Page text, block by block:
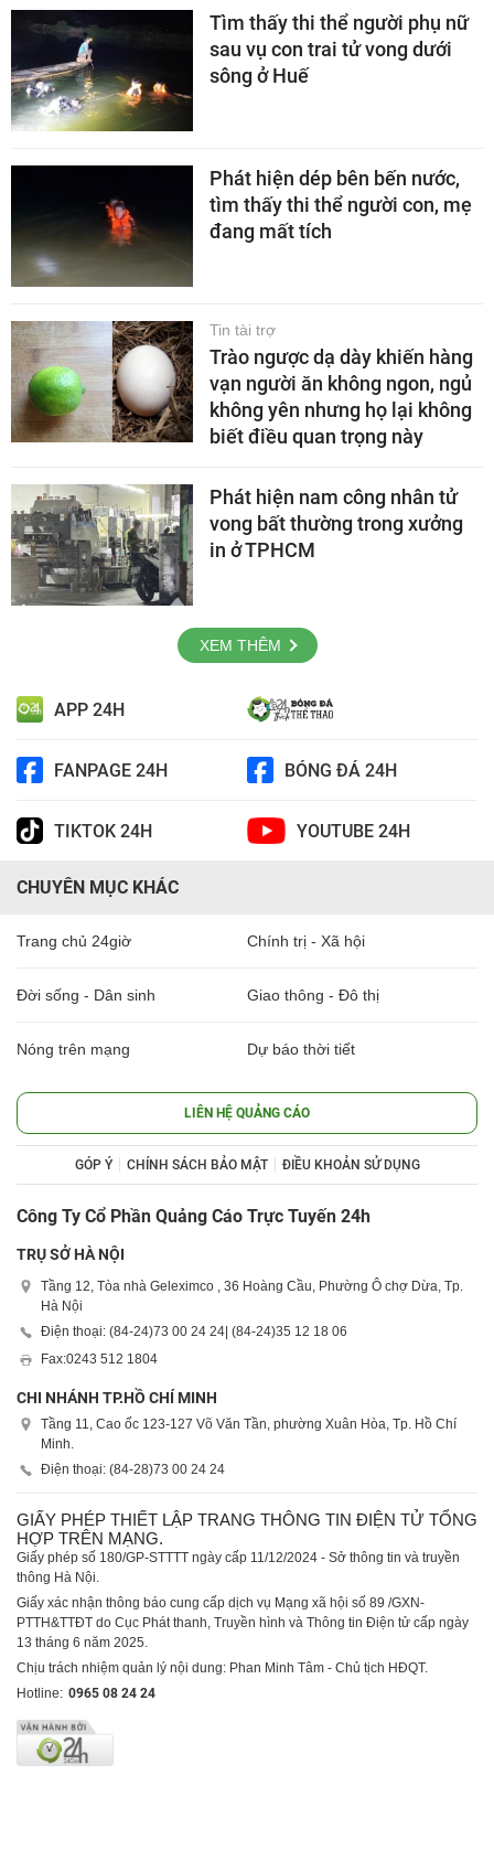
Tìm thấy thi thể người phụ nữ
sau vụ con trai tử vong dưới
sông ở Huế
Phát hiện dép bên bến nước,
tìm thấy thi thể người con, mẹ
đang mất tích
Tin tài trợ
Trào ngược dạ dày khiến hàng
vạn người ăn không ngon, ngủ
không yên nhưng họ lại không
biết điều quan trọng này
Phát hiện nam công nhân tử
vong bất thường trong xưởng
in ở TPHCM
XEM THÊM
APP 24H
FANPAGE 24H BÓNG ĐÁ 24H
TIKTOK 24H YOUTUBE 24H
CHUYÊN MỤC KHÁC
Trang chủ 24giờ Chính trị - Xã hội
Đời sống - Dân sinh Giao thông - Đô thị
Nóng trên mạng Dự báo thời tiết
LIÊN HỆ QUẢNG CÁO
GÓP Ý CHÍNH SÁCH BẢO MẬT ĐIỀU KHOẢN SỬ DỤNG
Công Ty Cổ Phần Quảng Cáo Trực Tuyến 24h
TRỤ SỞ HÀ NỘI
Tầng 12, Tòa nhà Geleximco , 36 Hoàng Cầu, Phường Ô chợ Dừa, Tp.
Hà Nội
Điện thoại: (84-24)73 00 24 24 | (84-24)35 12 18 06
Fax:0243 512 1804
CHI NHÁNH TP.HỒ CHÍ MINH
Tầng 11, Cao ốc 123-127 Võ Văn Tần, phường Xuân Hòa, Tp. Hồ Chí
Minh.
Điện thoại: (84-28)73 00 24 24
GIẤY PHÉP THIẾT LẬP TRANG THÔNG TIN ĐIỆN TỬ TỔNG
HỢP TRÊN MẠNG.
Giấy phép số 180/GP-STTTT ngày cấp 11/12/2024 - Sở thông tin và truyền
thông Hà Nội.
Giấy xác nhận thông báo cung cấp dịch vụ Mạng xã hội số 89 /GXN-
PTTH&TTĐT do Cục Phát thanh, Truyền hình và Thông tin Điện tử cấp ngày
13 tháng 6 năm 2025.
Chịu trách nhiệm quản lý nội dung: Phan Minh Tâm - Chủ tịch HĐQT.
Hotline: 0965 08 24 24